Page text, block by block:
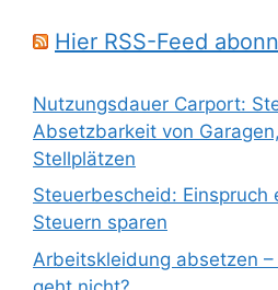
Hier RSS-Feed
Nutzungsdauer Carport:
Absetzbarkeit von
Stellplätzen
Steuerbescheid: Einspruch
Steuern sparen
Arbeitskleidung absetzen